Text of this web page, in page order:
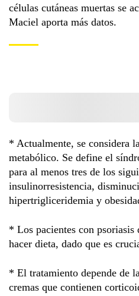
células cutáneas muertas se
Maciel aporta más datos.
* Actualmente, se considera
metabólico. Se define el
para al menos tres de los
insulinorresistencia,
hipertrigliceridemia y
* Los pacientes con psoriasis
hacer dieta, dado que es
* El tratamiento depende de
cremas que contienen